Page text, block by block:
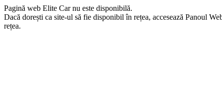
Pagină web Elite Car nu este disponibilă.
Dacă dorești ca site-ul să fie disponibil în rețea, accesează Panoul
rețea.